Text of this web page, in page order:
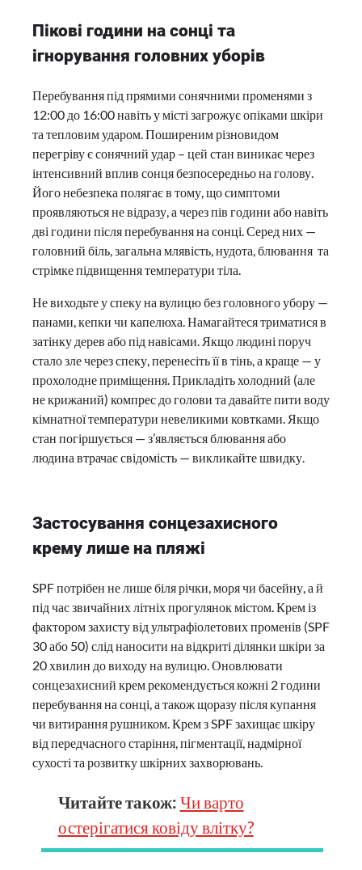
Пікові години на сонці та
ігнорування головних уборів
Перебування під прямими сонячними променями з
12:00 до 16:00 навіть у місті загрожує опіками шкіри
та тепловим ударом. Поширеним різновидом
перегріву є сонячний удар – цей стан виникає через
інтенсивний вплив сонця безпосередньо на голову.
Його небезпека полягає в тому, що симптоми
проявляються не відразу, а через пів години або навіть
дві години після перебування на сонці. Серед них —
головний біль, загальна млявість, нудота, блювання та
стрімке підвищення температури тіла.
Не виходьте у спеку на вулицю без головного убору —
панами, кепки чи капелюха. Намагайтеся триматися в
затінку дерев або під навісами. Якщо людині поруч
стало зле через спеку, перенесіть її в тінь, а краще — у
прохолодне приміщення. Прикладіть холодний (але
не крижаний) компрес до голови та давайте пити воду
кімнатної температури невеликими ковтками. Якщо
стан погіршується — з’являється блювання або
людина втрачає свідомість — викликайте швидку.
Застосування сонцезахисного
крему лише на пляжі
SPF потрібен не лише біля річки, моря чи басейну, а й
під час звичайних літніх прогулянок містом. Крем із
фактором захисту від ультрафіолетових променів (SPF
30 або 50) слід наносити на відкриті ділянки шкіри за
20 хвилин до виходу на вулицю. Оновлювати
сонцезахисний крем рекомендується кожні 2 години
перебування на сонці, а також щоразу після купання
чи витирання рушником. Крем з SPF захищає шкіру
від передчасного старіння, пігментації, надмірної
сухості та розвитку шкірних захворювань.
Читайте також: Чи варто
остерігатися ковіду влітку?